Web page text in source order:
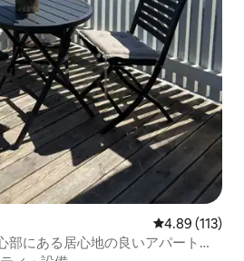
レビュー113
4.89 (113)
部にある居心地の良いアパート（